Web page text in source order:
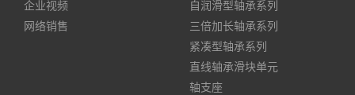
企业视频
网络销售
自润滑型轴承系列
三倍加长轴承系列
紧凑型轴承系列
直线轴承滑块单元
轴支座